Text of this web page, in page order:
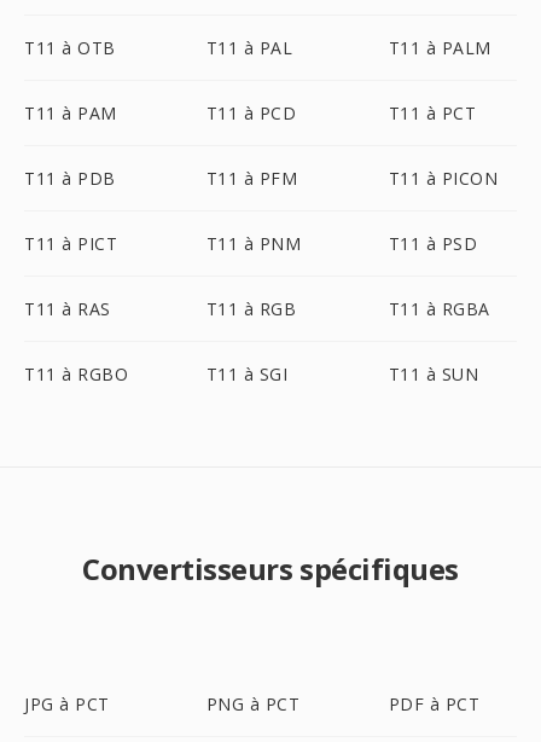
T11 à OTB T11 à PAL T11 à PALM
T11 à PAM T11 à PCD T11 à PCT
T11 à PDB T11 à PFM T11 à PICON
T11 à PICT T11 à PNM T11 à PSD
T11 à RAS T11 à RGB T11 à RGBA
T11 à RGBO T11 à SGI T11 à SUN
Convertisseurs spécifiques
JPG à PCT PNG à PCT PDF à PCT